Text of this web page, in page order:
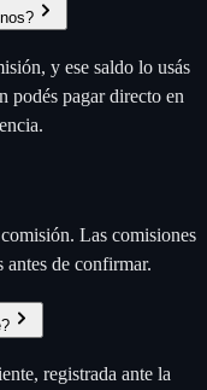
y ese saldo lo usás
podés pagar directo en
Las comisiones
antes de confirmar.
registrada ante la